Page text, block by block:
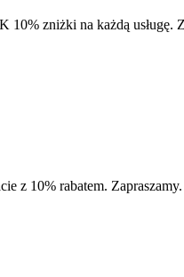
zniżki na każdą usługę.
z 10% rabatem. Zapraszamy.